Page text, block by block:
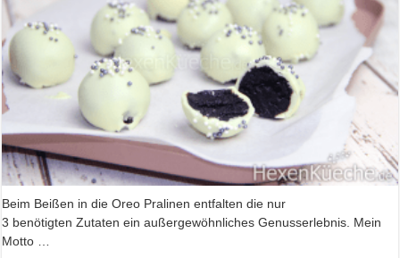
Beim Beißen in die Oreo Pralinen entfalten die nur
3 benötigten Zutaten ein außergewöhnliches Genusserlebnis. Mein
Motto …